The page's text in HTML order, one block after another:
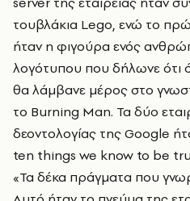
τουβλάκια Lego, ενώ το
ήταν η φιγούρα ενός
λογότυπου που δήλωνε ότι
θα λάμβανε μέρος στο
το Burning Man. Τα δύο
δεοντολογίας της Google
ten things we know to be
«Τα δέκα πράγματα που